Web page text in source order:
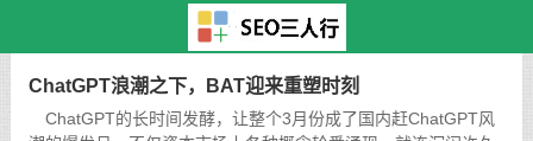
ChatGPT浪潮之下，BAT迎来重塑时刻
ChatGPT的长时间发酵，让整个3月份成了国内赶ChatGPT风